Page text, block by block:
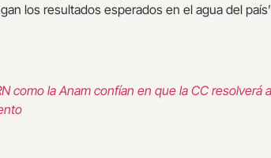
los resultados esperados en el agua del
como la Anam confían en que la CC resolverá